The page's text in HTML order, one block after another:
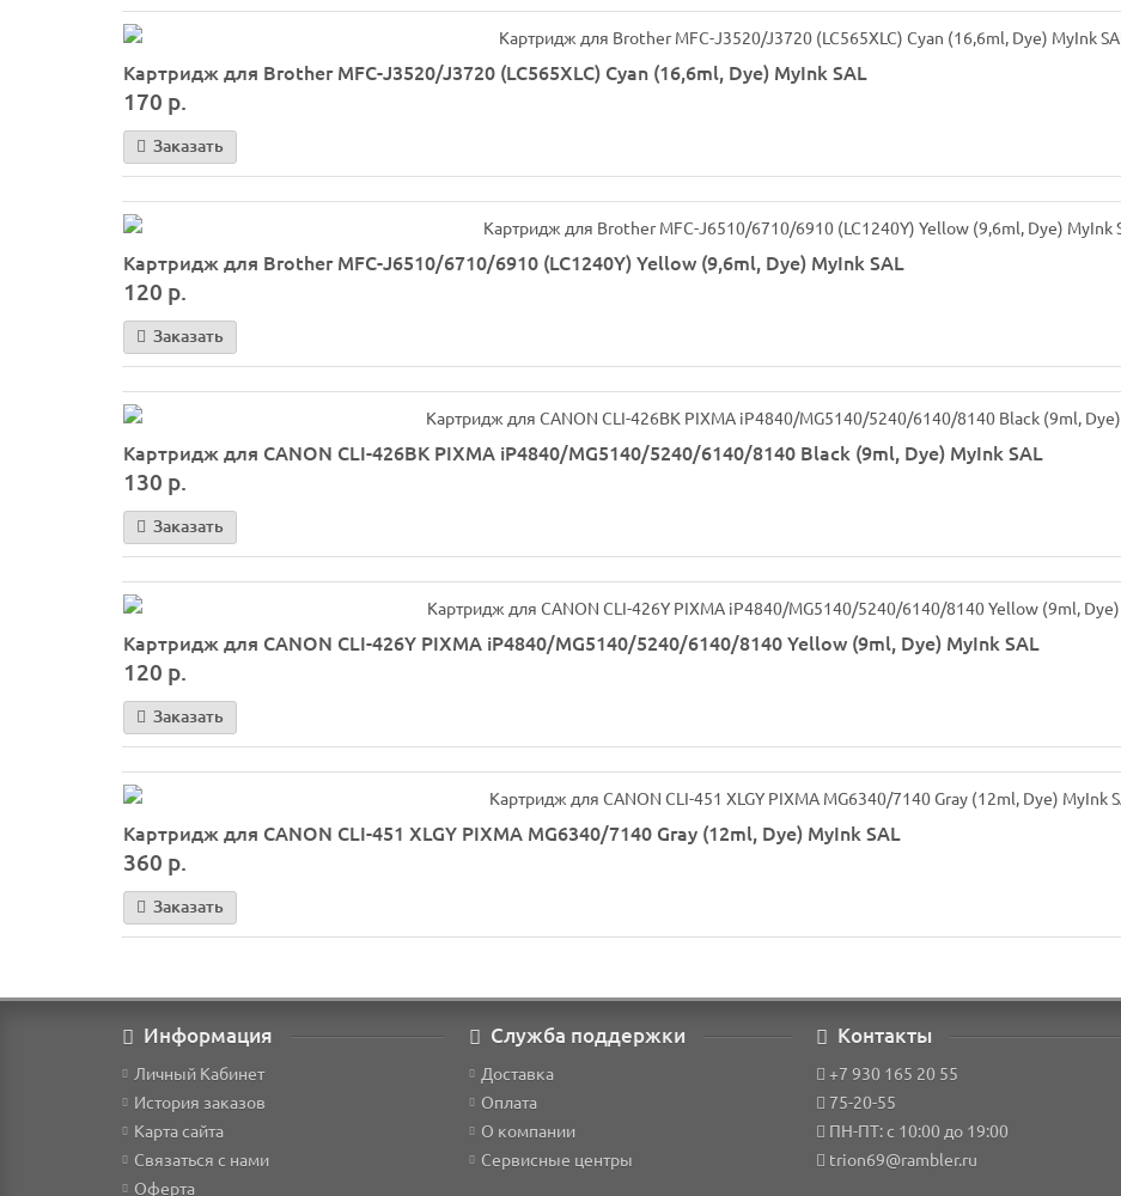
Картридж для Brother MFC-J3520/J3720 (LC565XLC) Cyan (16,6ml, Dye) MyInk SAL
170 р.
Заказать
Картридж для Brother MFC-J6510/6710/6910 (LC1240Y) Yellow (9,6ml, Dye) MyInk SAL
120 р.
Заказать
Картридж для CANON CLI-426BK PIXMA iP4840/MG5140/5240/6140/8140 Black (9ml, Dye) MyInk SAL
130 р.
Заказать
Картридж для CANON CLI-426Y PIXMA iP4840/MG5140/5240/6140/8140 Yellow (9ml, Dye) MyInk SAL
120 р.
Заказать
Картридж для CANON CLI-451 XLGY PIXMA MG6340/7140 Gray (12ml, Dye) MyInk SAL
360 р.
Заказать
Информация
Личный Кабинет
История заказов
Карта сайта
Связаться с нами
Оферта
Служба поддержки
Доставка
Оплата
О компании
Сервисные центры
Контакты
+7 930 165 20 55
75-20-55
ПН-ПТ: с 10:00 до 19:00
trion69@rambler.ru